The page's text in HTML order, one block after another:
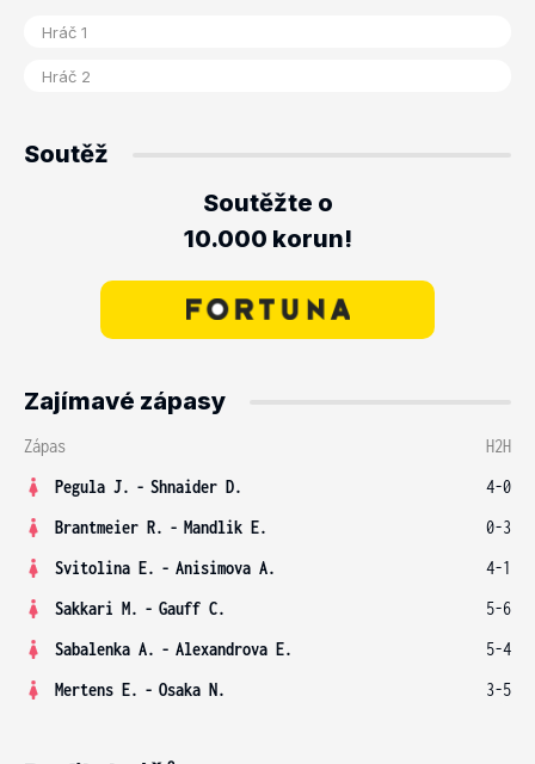
Soutěž
Soutěžte o
10.000 korun!
Zajímavé zápasy
Zápas
H2H
Pegula J. - Shnaider D.
4-0
Brantmeier R. - Mandlik E.
0-3
Svitolina E. - Anisimova A.
4-1
Sakkari M. - Gauff C.
5-6
Sabalenka A. - Alexandrova E.
5-4
Mertens E. - Osaka N. 3-5